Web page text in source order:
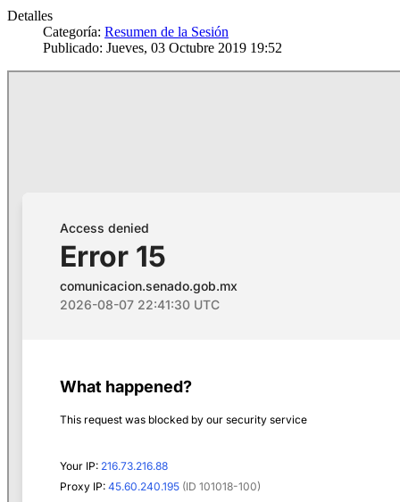
Detalles
Categoría: Resumen de la Sesión
Publicado: Jueves, 03 Octubre 2019 19:52